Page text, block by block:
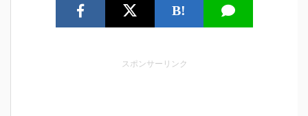
B!
スポンサーリンク